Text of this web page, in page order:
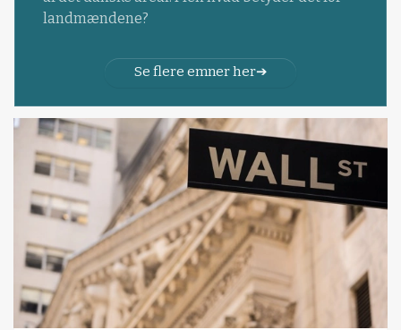
landmændene?
Se flere emner her